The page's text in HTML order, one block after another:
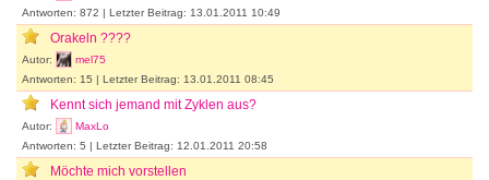
Antworten: 872 | Letzter Beitrag: 13.01.2011 10:49
Orakeln ????
Autor:
mel75
Antworten: 15 | Letzter Beitrag: 13.01.2011 08:45
Kennt sich jemand mit Zyklen aus?
Autor:
MaxLo
Antworten: 5 | Letzter Beitrag: 12.01.2011 20:58
Möchte mich vorstellen